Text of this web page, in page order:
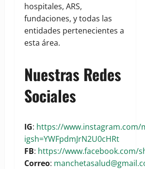
hospitales, ARS,
fundaciones, y todas las
entidades pertenecientes a
esta área.
Nuestras Redes
Sociales
IG: https://www.instagram.com/
igsh=YWFpdmJrN2U0cHRt
FB: https://www.facebook.com/
Correo: